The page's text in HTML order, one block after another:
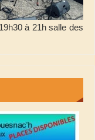
à 21h salle des